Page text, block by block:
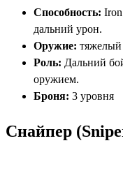
Способность:
дальний урон.
Оружие: тяжелый
Роль: Дальний
оружием.
Броня: 3 уровня​
Снайпер